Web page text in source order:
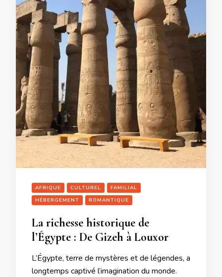
AFRIQUE CULTUREL
FAMILIAL
HÉBERGEMENT
ROMANTIQUE
La richesse historique de
l’Égypte : De Gizeh à Louxor
L’Égypte, terre de mystères et de légendes, a
longtemps captivé l’imagination du monde.